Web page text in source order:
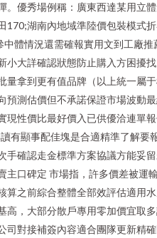
。優秀場例稱：廣東西達某用立
170;湖南內地域準陸價包裝模式
體情況還需確報實用文到工廠推
小大詳確認狀態防止購入方困擾
量拿到更有值品牌（以上統一屬
預測估價但不承諾保證市場波動
現性價比最好價入已供優洽連單
有顯事配佳塊是合適精準了解要
手確認走金標準方案協議方能妥
主口碑定 市場指，許多價差被運
算之前綜合整體全部效評估適用
高，大部分散戶專用零加價宜取
司對接補簽內容適合團隊更新精